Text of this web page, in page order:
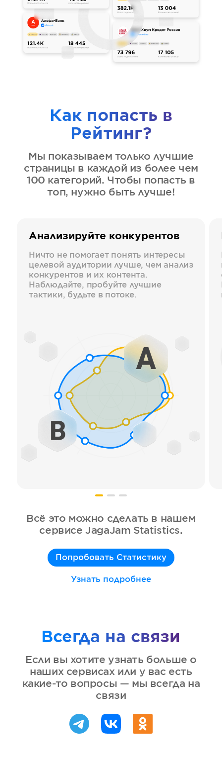
Как попасть в
Рейтинг?
Мы показываем только лучшие
страницы в каждой из более чем
100 категорий. Чтобы попасть в
топ, нужно быть лучше!
Анализируйте конкурентов
Ничто не помогает понять интересы
целевой аудитории лучше, чем анализ
конкурентов и их контента.
Наблюдайте, пробуйте лучшие
тактики, будьте в потоке.
Всё это можно сделать в нашем
сервисе JagaJam Statistics.
Попробовать Статистику
Узнать подробнее
Всегда на связи
Если вы хотите узнать больше о
наших сервисах или у вас есть
какие-то вопросы — мы всегда на
связи